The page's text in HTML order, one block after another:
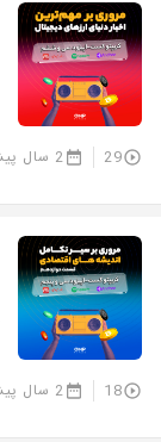
29 2 سال پیش
18 2 سال پیش